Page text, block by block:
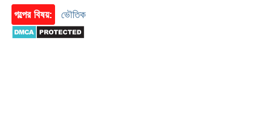
গল্পের বিষয়: ভৌতিক